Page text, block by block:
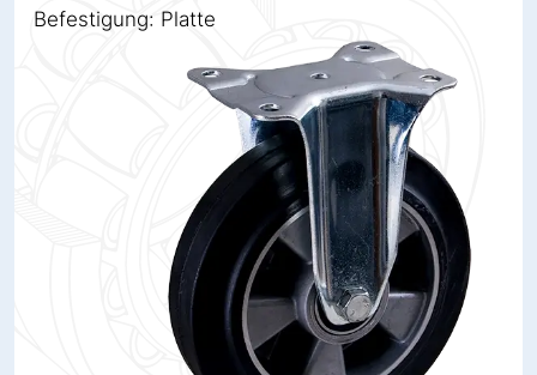
Befestigung: Platte